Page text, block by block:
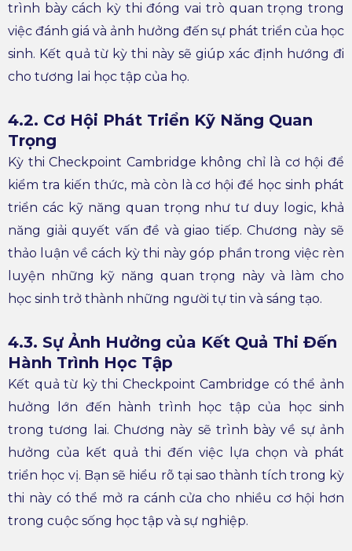
trình bày cách kỳ thi đóng vai trò quan trọng trong
việc đánh giá và ảnh hưởng đến sự phát triển của học
sinh. Kết quả từ kỳ thi này sẽ giúp xác định hướng đi
cho tương lai học tập của họ.
4.2. Cơ Hội Phát Triển Kỹ Năng Quan
Trọng
Kỳ thi Checkpoint Cambridge không chỉ là cơ hội để
kiểm tra kiến thức, mà còn là cơ hội để học sinh phát
triển các kỹ năng quan trọng như tư duy logic, khả
năng giải quyết vấn đề và giao tiếp. Chương này sẽ
thảo luận về cách kỳ thi này góp phần trong việc rèn
luyện những kỹ năng quan trọng này và làm cho
học sinh trở thành những người tự tin và sáng tạo.
4.3. Sự Ảnh Hưởng của Kết Quả Thi Đến
Hành Trình Học Tập
Kết quả từ kỳ thi Checkpoint Cambridge có thể ảnh
hưởng lớn đến hành trình học tập của học sinh
trong tương lai. Chương này sẽ trình bày về sự ảnh
hưởng của kết quả thi đến việc lựa chọn và phát
triển học vị. Bạn sẽ hiểu rõ tại sao thành tích trong kỳ
thi này có thể mở ra cánh cửa cho nhiều cơ hội hơn
trong cuộc sống học tập và sự nghiệp.